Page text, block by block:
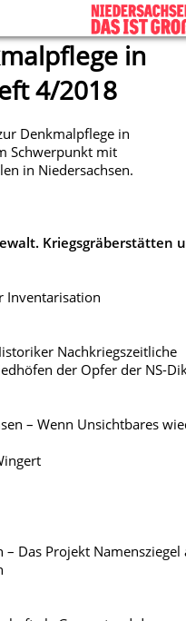
in
4/2018
Denkmalpflege in
Schwerpunkt mit
in Niedersachsen.
Kriegsgräberstätten
Inventarisation
Nachkriegszeitliche
der Opfer der NS-
– Wenn Unsichtbares
Das Projekt Namensziegel